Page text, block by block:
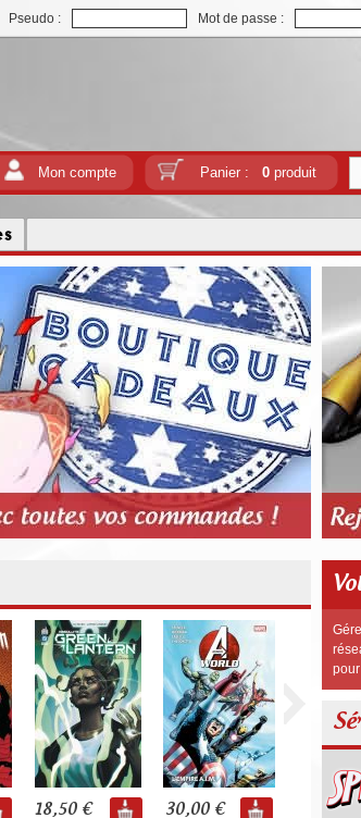
Pseudo : Mot de passe :
Mon compte Panier : 0produit
18,50 € 30,00 € 80,00 €